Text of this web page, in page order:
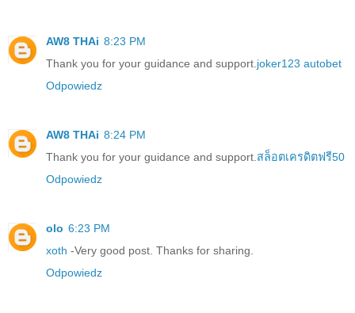
AW8 THAi 8:23 PM
Thank you for your guidance and support.joker123 autobet
Odpowiedz
AW8 THAi 8:24 PM
Thank you for your guidance and support.สล็อตเครดิตฟรี50
Odpowiedz
olo 6:23 PM
xoth -Very good post. Thanks for sharing.
Odpowiedz